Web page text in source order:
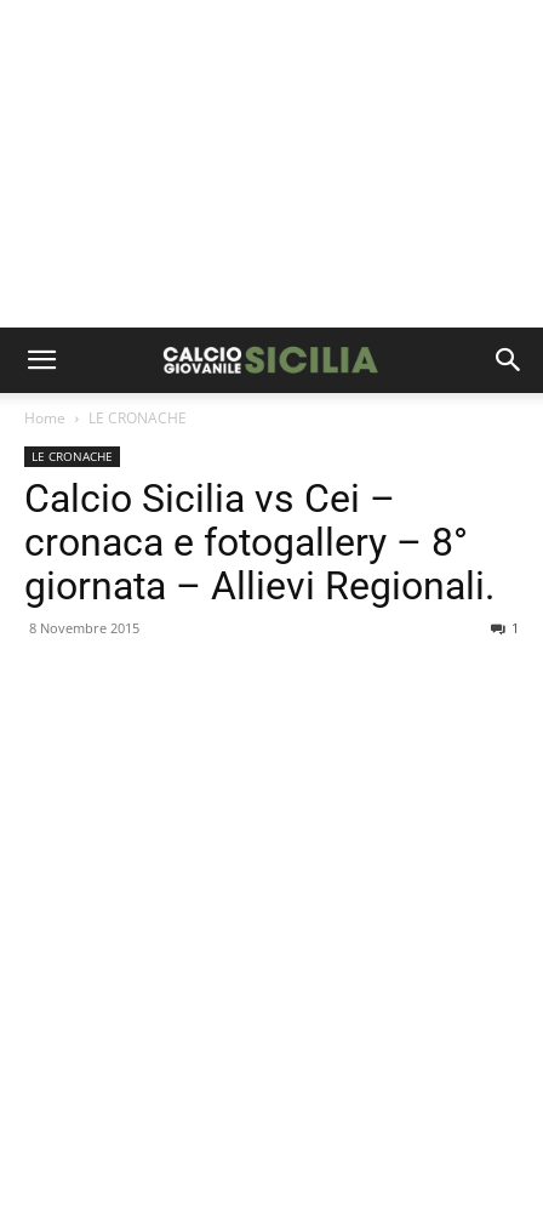
Home LE CRONACHE
LE CRONACHE
Calcio Sicilia vs Cei –
cronaca e fotogallery – 8°
giornata – Allievi Regionali.
8 Novembre 2015 1